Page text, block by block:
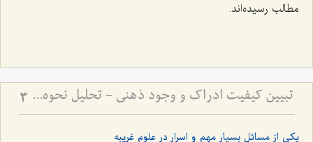
مطالب رسیده‌اند.
تبیین کیفیت ادراک و وجود ذهنی - تحلیل نحوه ارتباط نفس با عالم مثال و صور خارجی 3
یکی از مسائل بسیار مهم و اسرار در علوم غریبه